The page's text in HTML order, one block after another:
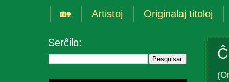
🏡 Artistoj Originalaj titoloj
Serĉilo: